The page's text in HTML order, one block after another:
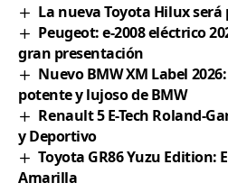
La nueva Toyota Hilux
Peugeot: e-2008 eléctrico
gran presentación
Nuevo BMW XM Label
potente y lujoso de BMW
Renault 5 E-Tech Roland-
y Deportivo
Toyota GR86 Yuzu Edition:
Amarilla